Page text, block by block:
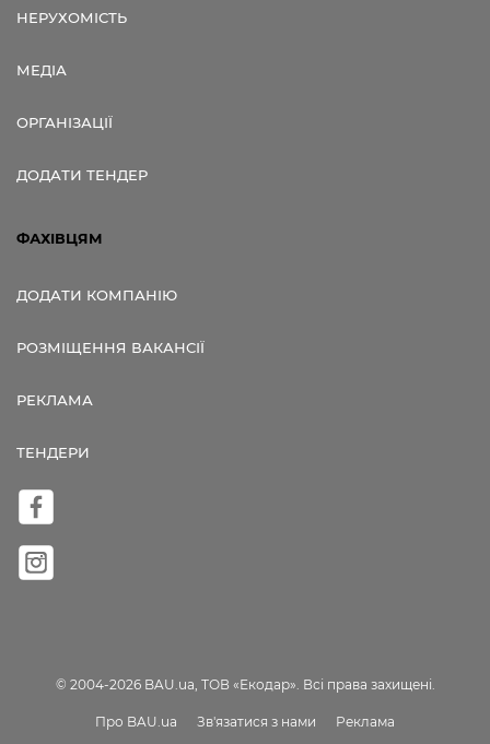
НЕРУХОМІСТЬ
МЕДІА
ОРГАНІЗАЦІЇ
ДОДАТИ ТЕНДЕР
ФАХІВЦЯМ
ДОДАТИ КОМПАНІЮ
РОЗМІЩЕННЯ ВАКАНСІЇ
РЕКЛАМА
ТЕНДЕРИ
© 2004-2026 BAU.ua, ТОВ «Екодар». Всі права захищені.
Про BAU.ua Зв'язатися з нами Реклама